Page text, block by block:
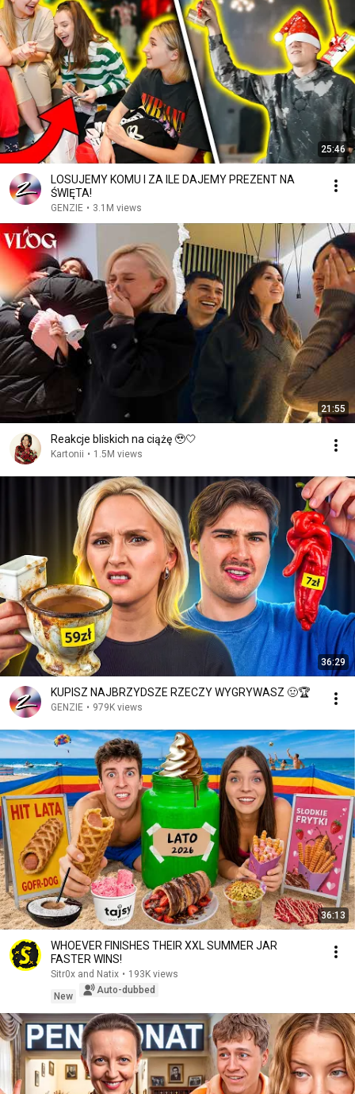
25:46
LOSUJEMY KOMU I ZA ILE DAJEMY PREZENT NA
ŚWIĘTA!
GENZIE • 3.1M views
21:55
Reakcje bliskich na ciążę 🥹🤍
Kartonii • 1.5M views
36:29
KUPISZ NAJBRZYDSZE RZECZY WYGRYWASZ 🤢🏆
GENZIE • 979K views
36:13
WHOEVER FINISHES THEIR XXL SUMMER JAR
FASTER WINS!
Sitr0x and Natix • 193K views
New
Auto-dubbed